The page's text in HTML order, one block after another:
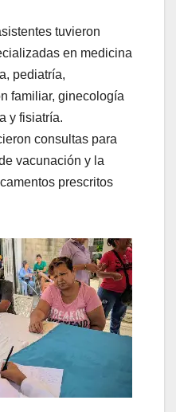
tuvieron
en medicina
pediatría,
familiar, ginecología
y fisiatría.
consultas para
vacunación y la
prescritos